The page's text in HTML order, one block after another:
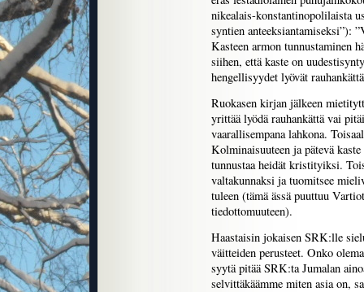
nikealais-konstantinopolilaista
syntien anteeksiantamiseksi”):
Kasteen armon tunnustaminen
siihen, että kaste on
hengellisyydet lyövät
Ruokasen kirjan jälkeen
yrittää lyödä rauhankättä vai
vaarallisempana lahkona.
Kolminaisuuteen ja pätevä
tunnustaa heidät kristityiksi.
valtakunnaksi ja tuomitsee
tuleen (tämä ässä puuttuu
tiedottomuuteen).
Haastaisin jokaisen SRK:lle
väitteiden perusteet. Onko
syytä pitää SRK:ta Jumalan
selvittäkäämme miten asia on,